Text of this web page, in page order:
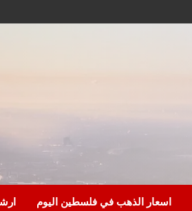
اسعار الذهب في فلسطين اليوم